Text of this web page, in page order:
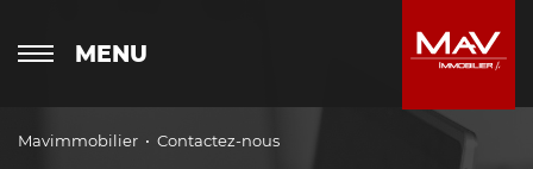
MENU
Mavimmobilier Contactez-nous